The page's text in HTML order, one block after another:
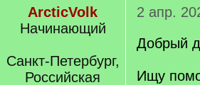
ArcticVolk
Начинающий
Санкт-Петербург,
Российская
2 апр.
Добрый
Ищу